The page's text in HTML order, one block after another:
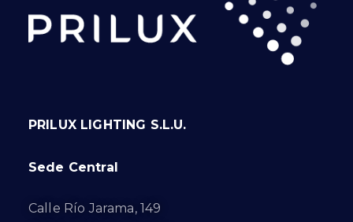
PRILUX LIGHTING S.L.U.
Sede Central
Calle Río Jarama, 149